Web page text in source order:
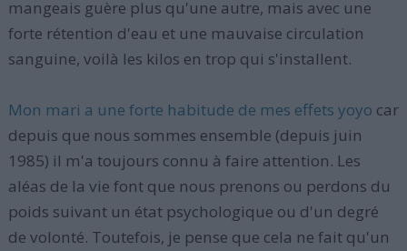
mangeais guère plus qu'une autre, mais avec une
forte rétention d'eau et une mauvaise circulation
sanguine, voilà les kilos en trop qui s'installent.
Mon mari a une forte habitude de mes effets yoyo car
depuis que nous sommes ensemble (depuis juin
1985) il m'a toujours connu à faire attention. Les
aléas de la vie font que nous prenons ou perdons du
poids suivant un état psychologique ou d'un degré
de volonté. Toutefois, je pense que cela ne fait qu'un